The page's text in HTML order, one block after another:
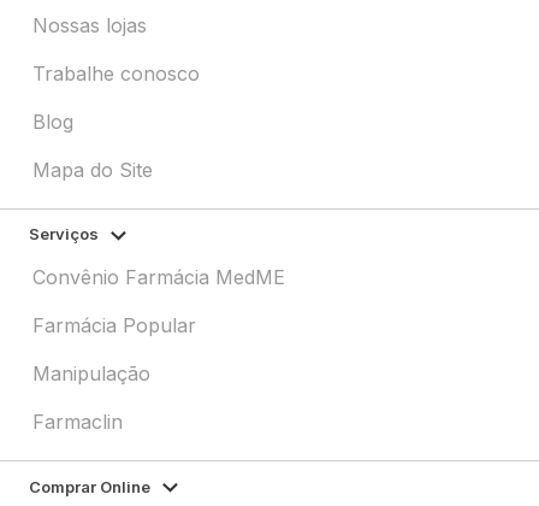
Nossas lojas
Trabalhe conosco
Blog
Mapa do Site
Serviços
Convênio Farmácia MedME
Farmácia Popular
Manipulação
Farmaclin
Comprar Online